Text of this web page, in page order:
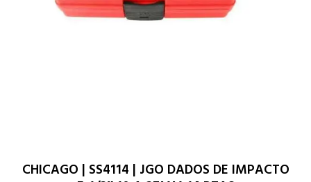
CHICAGO | SS4114 | JGO DADOS DE IMPACTO